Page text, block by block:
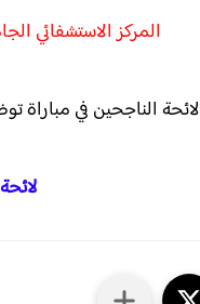
المركز الاستشفائي
لائحة الناجحين في مباراة توظيف 04 صيادلة من